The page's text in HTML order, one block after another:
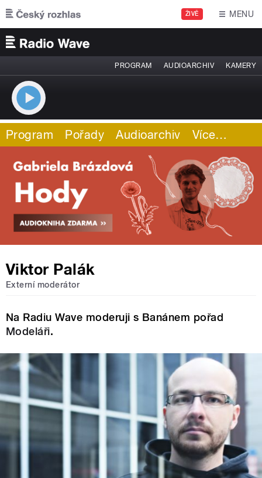
Přejít k hlavnímu obsahu
ŽIVĚ MENU
PROGRAM AUDIOARCHIV KAMERY
Program Pořady Audioarchiv Více…
Viktor Palák
Externí moderátor
Na Radiu Wave moderuji s Banánem pořad
Modeláři.